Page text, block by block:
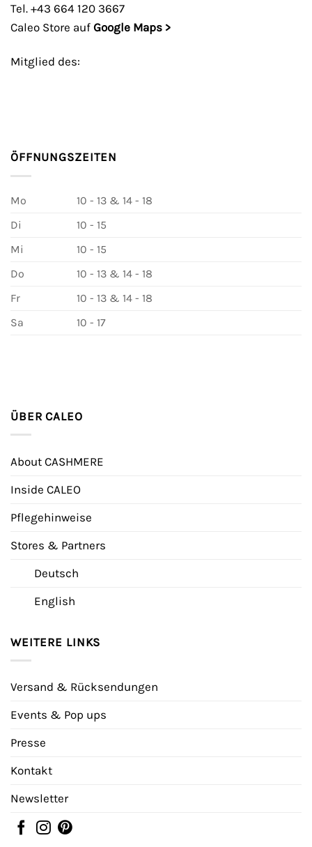
Tel. +43 664 120 3667
Caleo Store auf Google Maps >
Mitglied des:
ÖFFNUNGSZEITEN
Mo
10 - 13 & 14 - 18
Di
10 - 15
Mi
10 - 15
Do
10 - 13 & 14 - 18
Fr
10 - 13 & 14 - 18
Sa
10 - 17
ÜBER CALEO
About CASHMERE
Inside CALEO
Pflegehinweise
Stores & Partners
Deutsch
English
WEITERE LINKS
Versand & Rücksendungen
Events & Pop ups
Presse
Kontakt
Newsletter